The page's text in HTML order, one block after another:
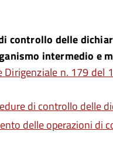
controllo delle
intermedio e
Dirigenziale n. 179 del
di controllo delle
delle operazioni di